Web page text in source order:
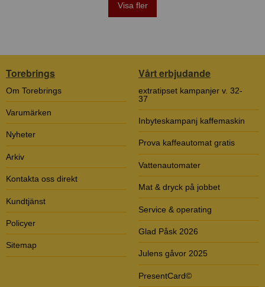
Visa fler
Torebrings
Om Torebrings
Varumärken
Nyheter
Arkiv
Kontakta oss direkt
Kundtjänst
Policyer
Sitemap
Vårt erbjudande
extratipset kampanjer v. 32-
37
Inbyteskampanj kaffemaskin
Prova kaffeautomat gratis
Vattenautomater
Mat & dryck på jobbet
Service & operating
Glad Påsk 2026
Julens gåvor 2025
PresentCard©